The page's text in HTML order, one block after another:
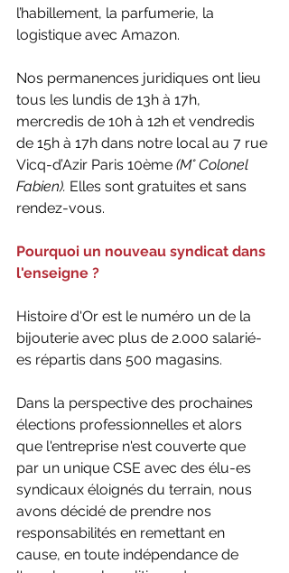
l’habillement, la parfumerie, la
logistique avec Amazon.
Nos permanences juridiques ont lieu
tous les lundis de 13h à 17h,
mercredis de 10h à 12h et vendredis
de 15h à 17h dans notre local au 7 rue
Vicq-d’Azir Paris 10ème (M° Colonel
Fabien). Elles sont gratuites et sans
rendez-vous.
Pourquoi un nouveau syndicat dans
l'enseigne ?
Histoire d'Or est le numéro un de la
bijouterie avec plus de 2.000 salarié-
es répartis dans 500 magasins.
Dans la perspective des prochaines
élections professionnelles et alors
que l'entreprise n'est couverte que
par un unique CSE avec des élu-es
syndicaux éloignés du terrain, nous
avons décidé de prendre nos
responsabilités en remettant en
cause, en toute indépendance de